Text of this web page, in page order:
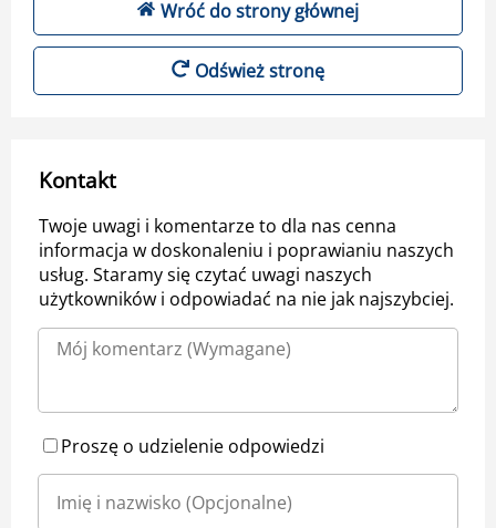
Wróć do strony głównej
Odśwież stronę
Kontakt
Twoje uwagi i komentarze to dla nas cenna
informacja w doskonaleniu i poprawianiu naszych
usług. Staramy się czytać uwagi naszych
użytkowników i odpowiadać na nie jak najszybciej.
Proszę o udzielenie odpowiedzi